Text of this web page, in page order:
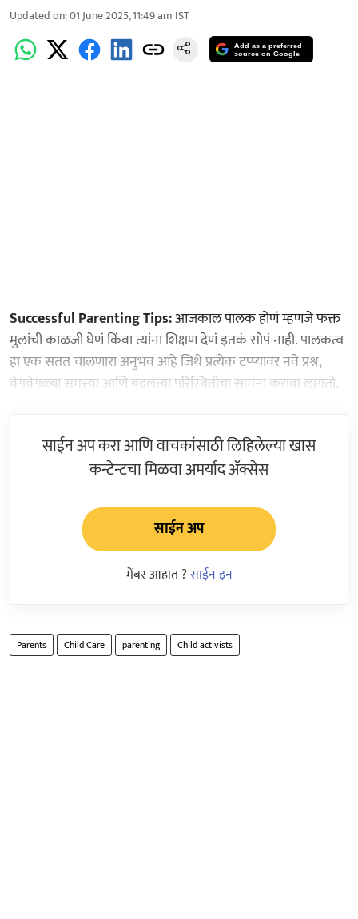
Updated on:01 June 2025, 11:49 am IST
Add as a preferred
source on Google
Successful Parenting Tips:आजकाल पालक होणं म्हणजे फक्त
मुलांची काळजी घेणं किंवा त्यांना शिक्षण देणं इतकं सोपं नाही. पालकत्व
हा एक सतत चालणारा अनुभव आहे जिथे प्रत्येक टप्प्यावर नवे प्रश्न,
वेगवेगळ्या समस्या आणि बदलत्या परिस्थितीचा सामना करावा लागतो.
साईन अप करा आणि वाचकांसाठी लिहिलेल्या खास
कन्टेन्टचा मिळवा अमर्याद ॲक्सेस
साईन अप
मेंबर आहात ?साईन इन
Parents Child Care parenting Child activists